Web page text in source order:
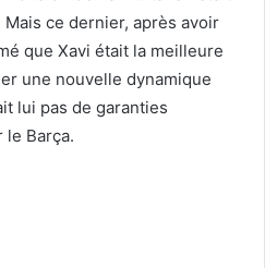
ce dernier, après avoir
que Xavi était la meilleure
une nouvelle dynamique
lui pas de garanties
le Barça.